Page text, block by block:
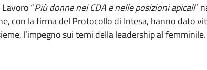
“Più donne nei CDA e nelle posizioni apicali”
con la firma del Protocollo di Intesa, hanno dato
l’impegno sui temi della leadership al femminile.